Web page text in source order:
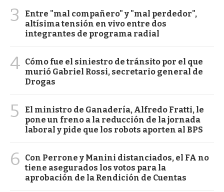
3
Entre "mal compañero" y "mal perdedor",
altísima tensión en vivo entre dos
integrantes de programa radial
4 Cómo fue el siniestro de tránsito por el que
murió Gabriel Rossi, secretario general de
Drogas
5
El ministro de Ganadería, Alfredo Fratti, le
pone un freno a la reducción de la jornada
laboral y pide que los robots aporten al BPS
6
Con Perrone y Manini distanciados, el FA no
tiene asegurados los votos para la
aprobación de la Rendición de Cuentas